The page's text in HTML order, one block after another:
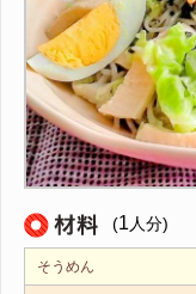
(1 人分)
そうめん